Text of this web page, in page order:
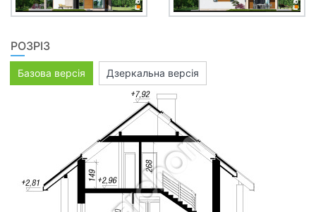
РОЗРІЗ
Базова версія Дзеркальна версія